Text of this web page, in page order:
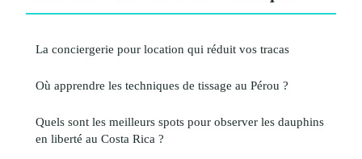
La conciergerie pour location qui réduit vos tracas
Où apprendre les techniques de tissage au Pérou ?
Quels sont les meilleurs spots pour observer les dauphins
en liberté au Costa Rica ?